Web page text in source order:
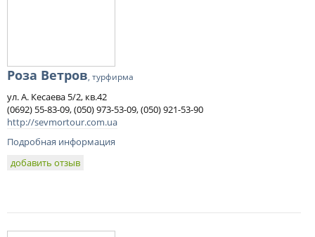
Роза Ветров, турфирма
ул. А. Кесаева 5/2, кв.42
(0692) 55-83-09, (050) 973-53-09, (050) 921-53-90
http://sevmortour.com.ua
Подробная информация
добавить отзыв